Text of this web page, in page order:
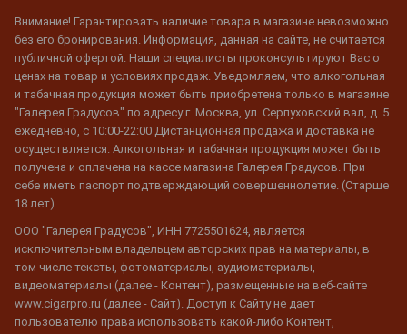
Внимание! Гарантировать наличие товара в магазине невозможно
без его бронирования. Информация, данная на сайте, не считается
публичной офертой. Наши специалисты проконсультируют Вас о
ценах на товар и условиях продаж. Уведомляем, что алкогольная
и табачная продукция может быть приобретена только в магазине
"Галерея Градусов" по адресу г. Москва, ул. Серпуховский вал, д. 5
ежедневно, с 10:00-22:00 Дистанционная продажа и доставка не
осуществляется. Алкогольная и табачная продукция может быть
получена и оплачена на кассе магазина Галерея Градусов. При
себе иметь паспорт подтверждающий совершеннолетие. (Старше
18 лет)
ООО "Галерея Градусов", ИНН 7725501624, является
исключительным владельцем авторских прав на материалы, в
том числе тексты, фотоматериалы, аудиоматериалы,
видеоматериалы (далее - Контент), размещенные на веб-сайте
www.cigarpro.ru (далее - Сайт). Доступ к Сайту не дает
пользователю права использовать какой-либо Контент,